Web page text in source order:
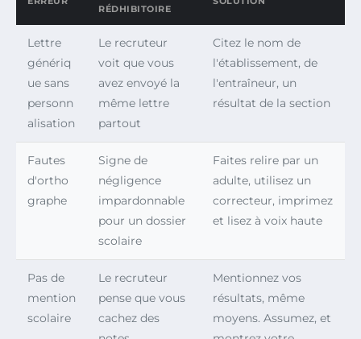
RÉDHIBITOIRE
Lettre
génériq
ue sans
personn
alisation
Le recruteur
voit que vous
avez envoyé la
même lettre
partout
Citez le nom de
l'établissement, de
l'entraîneur, un
résultat de la section
Fautes
d'ortho
graphe
Signe de
négligence
impardonnable
pour un dossier
scolaire
Faites relire par un
adulte, utilisez un
correcteur, imprimez
et lisez à voix haute
Pas de
mention
scolaire
Le recruteur
pense que vous
cachez des
Mentionnez vos
résultats, même
moyens. Assumez, et